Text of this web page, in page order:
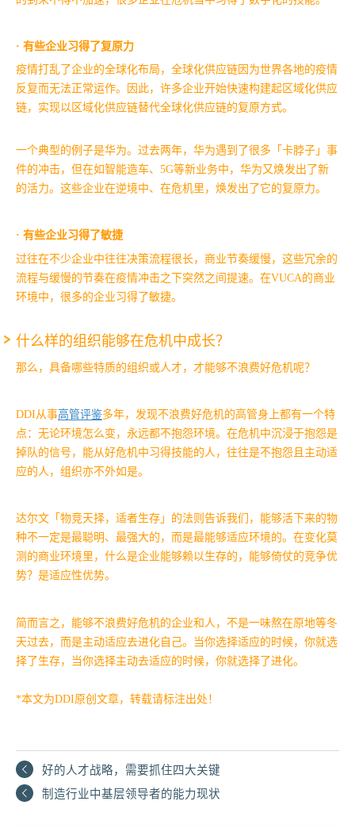
· 有些企业习得了复原力
疫情打乱了企业的全球化布局，全球化供应链因为世界各地的疫情
反复而无法正常运作。因此，许多企业开始快速构建起区域化供应
链，实现以区域化供应链替代全球化供应链的复原方式。
一个典型的例子是华为。过去两年，华为遇到了很多「卡脖子」事
件的冲击，但在如智能造车、5G等新业务中，华为又焕发出了新
的活力。这些企业在逆境中、在危机里，焕发出了它的复原力。
· 有些企业习得了敏捷
过往在不少企业中往往决策流程很长，商业节奏缓慢，这些冗余的
流程与缓慢的节奏在疫情冲击之下突然之间提速。在VUCA的商业
环境中，很多的企业习得了敏捷。
什么样的组织能够在危机中成长？
那么，具备哪些特质的组织或人才，才能够不浪费好危机呢？
DDI从事高管评鉴多年，发现不浪费好危机的高管身上都有一个特
点：无论环境怎么变，永远都不抱怨环境。在危机中沉浸于抱怨是
掉队的信号，能从好危机中习得技能的人，往往是不抱怨且主动适
应的人，组织亦不外如是。
达尔文「物竞天择，适者生存」的法则告诉我们，能够活下来的物
种不一定是最聪明、最强大的，而是最能够适应环境的。在变化莫
测的商业环境里，什么是企业能够赖以生存的，能够倚仗的竞争优
势？是适应性优势。
简而言之，能够不浪费好危机的企业和人，不是一味熬在原地等冬
天过去，而是主动适应去进化自己。当你选择适应的时候，你就选
择了生存，当你选择主动去适应的时候，你就选择了进化。
*本文为DDI原创文章，转载请标注出处！
好的人才战略，需要抓住四大关键
制造行业中基层领导者的能力现状